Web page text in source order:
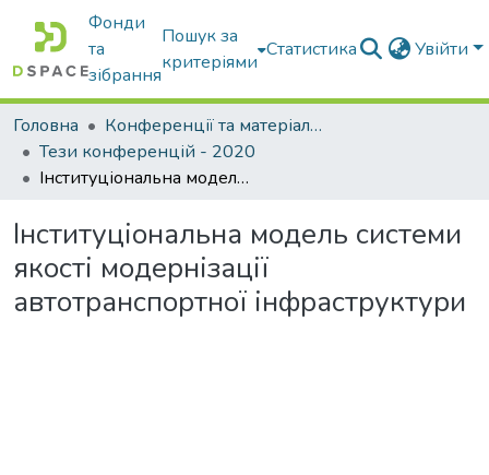
Фонди
та
зібрання
Пошук за
критеріями
Статистика Увійти
Головна
Конференції та матеріали конференцій
Тези конференцій - 2020
Інституціональна модель системи якості модернізації автотранспортної інфраструктури
Інституціональна модель системи
якості модернізації
автотранспортної інфраструктури